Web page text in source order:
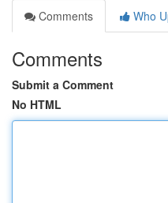
Comments
Who
Comments
Submit a Comment
No HTML